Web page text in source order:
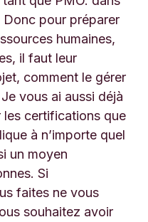
pour préparer
humaines,
il faut leur
comment le gérer
vous ai aussi déjà
les certifications que
à n’importe quel
un moyen
Si
faites ne vous
souhaitez avoir